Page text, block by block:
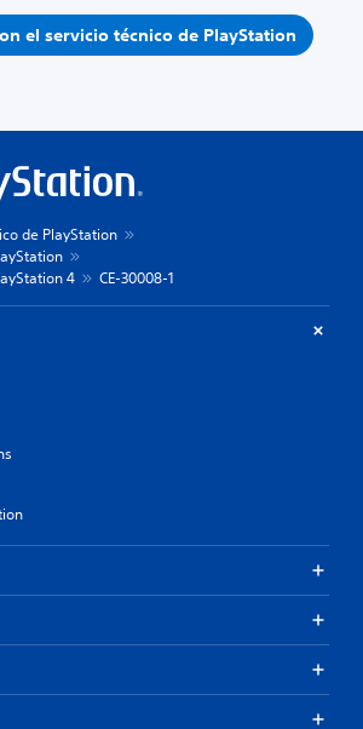
el servicio técnico de PlayStation
de PlayStation
4
CE-30008-1